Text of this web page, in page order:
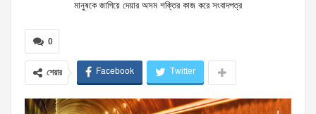
মানুষকে জাগিয়ে দেয়ার অসম শক্তির কাজ করে সংবাদপত্র
0
শেয়ার Facebook Twitter